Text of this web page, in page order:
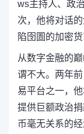
ws主持人、政
次，他将对话
陷囹圄的加密货
从数字金融的
谓不大。两年
易平台之一，
提供巨额政治
币毫无关系的